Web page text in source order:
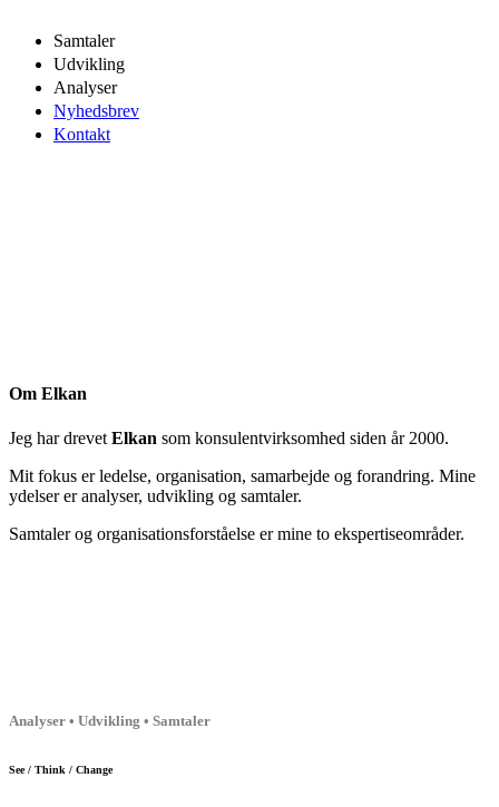
Samtaler
Udvikling
Analyser
Nyhedsbrev
Kontakt
Om Elkan
Jeg har drevet Elkan som konsulentvirksomhed siden år 2000.
Mit fokus er ledelse, organisation, samarbejde og forandring. Mine
ydelser er analyser, udvikling og samtaler.
Samtaler og organisationsforståelse er mine to ekspertiseområder.
Analyser • Udvikling • Samtaler
See / Think / Change